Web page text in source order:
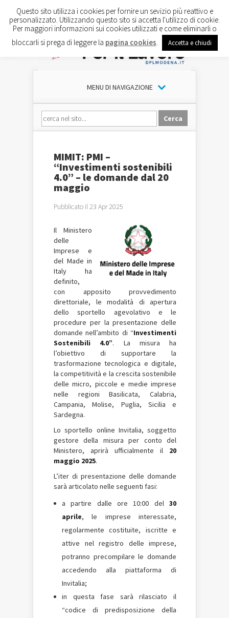
MENU DI NAVIGAZIONE
MIMIT: PMI –
“Investimenti sostenibili
4.0” – le domande dal 20
maggio
Pubblicato il 23 Apr 2025
Il Ministero
delle
Imprese e
del Made in
Italy ha
definito,
con apposito provvedimento
direttoriale, le modalità di apertura
dello sportello agevolativo e le
procedure per la presentazione delle
domande nell’ambito di “Investimenti
Sostenibili 4.0”. La misura ha
l’obiettivo di supportare la
trasformazione tecnologica e digitale,
la competitività e la crescita sostenibile
delle micro, piccole e medie imprese
nelle regioni Basilicata, Calabria,
Campania, Molise, Puglia, Sicilia e
Sardegna.
Lo sportello online Invitalia, soggetto
gestore della misura per conto del
Ministero, aprirà ufficialmente il 20
maggio 2025.
L’iter di presentazione delle domande
sarà articolato nelle seguenti fasi:
a partire dalle ore 10:00 del 30
aprile, le imprese interessate,
regolarmente costituite, iscritte e
attive nel registro delle imprese,
potranno precompilare le domande
accedendo alla piattaforma di
Invitalia;
in questa fase sarà rilasciato il
“codice di predisposizione della
Questo sito utilizza i cookies per fornire un sevizio più reattivo e
personalizzato. Utilizzando questo sito si accetta l'utilizzo di cookie.
Per maggiori informazioni sui cookies utilizzati e come eliminarli o
bloccarli si prega di leggere la pagina cookies Accetta e chiudi